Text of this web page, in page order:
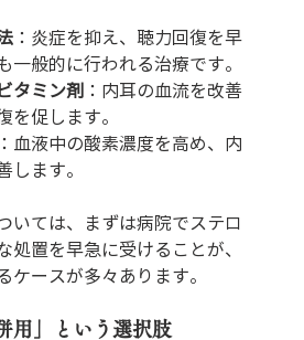
：炎症を抑え、聴力回復を早
一般的に行われる治療です。
タミン剤 ：内耳の血流を改善
を促します。
：血液中の酸素濃度を高め、内
します。
いては、まずは病院でステロ
処置を早急に受けることが、
ケースが多々あります。
用」という選択肢